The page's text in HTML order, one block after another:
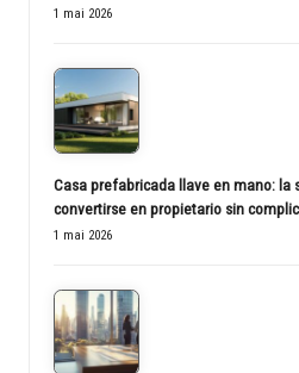
1 mai 2026
Casa prefabricada llave en mano: la
convertirse en propietario sin
1 mai 2026